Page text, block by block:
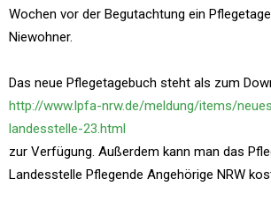
Wochen vor der Begutachtung ein
Niewohner.
Das neue Pflegetagebuch steht als zum
http://www.lpfa-nrw.de/meldung/items/
landesstelle-23.html
zur Verfügung. Außerdem kann man das
Landesstelle Pflegende Angehörige NRW